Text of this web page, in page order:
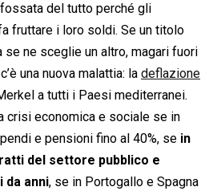
del tutto perché gli
fruttare i loro soldi. Se un titolo
se ne sceglie un altro, magari fuori
una nuova malattia: la deflazione
a tutti i Paesi mediterranei.
crisi economica e sociale se in
e pensioni fino al 40%, se in
del settore pubblico e
da anni, se in Portogallo e Spagna